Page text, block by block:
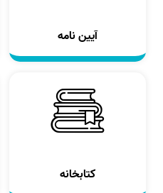
آیین نامه
کتابخانه